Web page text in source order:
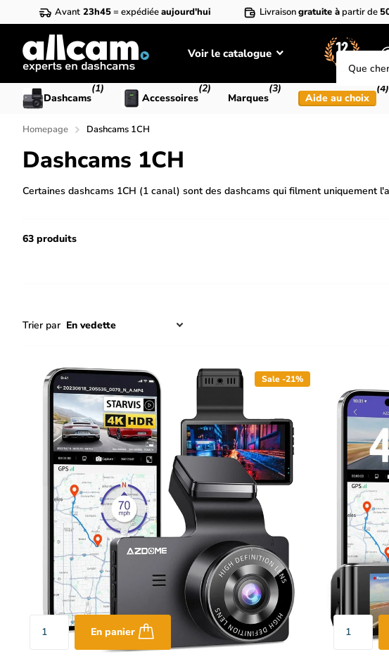
Avant 23h45= expédiéeaujourd'hui Livraisongratuite à partir de
Voir le catalogue
Que
Dashcams
(1)
Accessoires
(2)
Marques
(3)
Aide au choix
(4)
Homepage Dashcams 1CH
Dashcams 1CH
Certaines dashcams 1CH (1 canal) sont des dashcams qui filment uniquement
63 produits
Trier par
Sale -21%
En panier